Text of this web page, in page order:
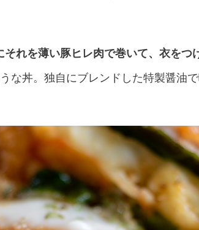
れを薄い豚ヒレ肉で巻いて、衣をつ
な丼。独自にブレンドした特製醤油